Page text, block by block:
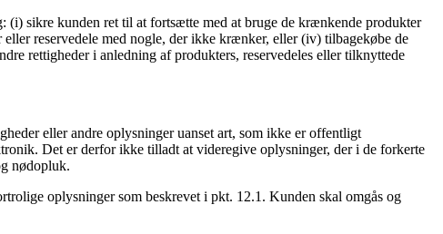
(i) sikre kunden ret til at fortsætte med at bruge de krænkende produkter
reservedele med nogle, der ikke krænker, eller (iv) tilbagekøbe de
rettigheder i anled­ning af produkters, reservede­les eller tilknyt­tede
eller andre oplys­ninger uanset art, som ikke er offentligt
Det er derfor ikke tilladt at videregive oplysninger, der i de forkerte
nødopluk.
oplysninger som beskrevet i pkt. 12.1. Kunden skal omgås og